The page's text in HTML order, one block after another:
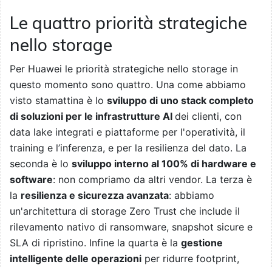
Le quattro priorità strategiche
nello storage
Per Huawei le priorità strategiche nello storage in
questo momento sono quattro. Una come abbiamo
visto stamattina è lo sviluppo di uno stack completo
di soluzioni per le infrastrutture AI dei clienti, con
data lake integrati e piattaforme per l'operatività, il
training e l’inferenza, e per la resilienza del dato. La
seconda è lo sviluppo interno al 100% di hardware e
software: non compriamo da altri vendor. La terza è
la resilienza e sicurezza avanzata: abbiamo
un'architettura di storage Zero Trust che include il
rilevamento nativo di ransomware, snapshot sicure e
SLA di ripristino. Infine la quarta è la gestione
intelligente delle operazioni per ridurre footprint,